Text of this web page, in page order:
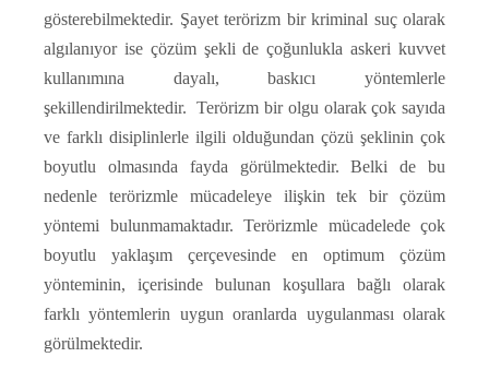
gösterebilmektedir. Şayet terörizm bir kriminal suç olarak
algılanıyor ise çözüm şekli de çoğunlukla askeri kuvvet
kullanımına dayalı, baskıcı yöntemlerle
şekillendirilmektedir. Terörizm bir olgu olarak çok sayıda
ve farklı disiplinlerle ilgili olduğundan çözü şeklinin çok
boyutlu olmasında fayda görülmektedir. Belki de bu
nedenle terörizmle mücadeleye ilişkin tek bir çözüm
yöntemi bulunmamaktadır. Terörizmle mücadelede çok
boyutlu yaklaşım çerçevesinde en optimum çözüm
yönteminin, içerisinde bulunan koşullara bağlı olarak
farklı yöntemlerin uygun oranlarda uygulanması olarak
görülmektedir.